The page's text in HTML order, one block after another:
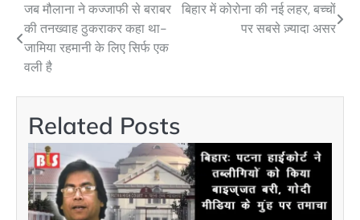
Post
navigation
जब मौलाना ने कज्जाफी से बराबर
की तनख्वाह ठुकराकर कहा था-
जामिया रहमानी के लिए सिर्फ एक
वली है
बिहार में कोरोना की नई लहर, बच्चों
पर सबसे ज़्यादा असर
Related Posts